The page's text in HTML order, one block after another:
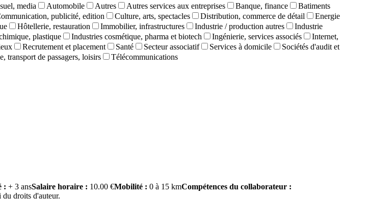
media Automobile Autres Autres services aux entreprises Banque, finance
Batiments
publicité, edition Culture, arts, spectacles Distribution, commerce de détail
Energie
Hôtellerie, restauration Immobilier, infrastructures Industrie / production autres
Industrie
plastique Industries cosmétique, pharma et biotech Ingénierie, services associés
Internet,
Recrutement et placement Santé Secteur associatif Services à domicile
Sociétés d'audit et
transport de passagers, loisirs Télécommunications
: + 3 ansSalaire horaire : 10.00 €Mobilité : 0 à 15 kmCompétences du collaborateur :
droits d'auteur.